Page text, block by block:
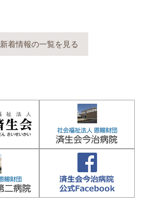
新着情報の一覧を見る